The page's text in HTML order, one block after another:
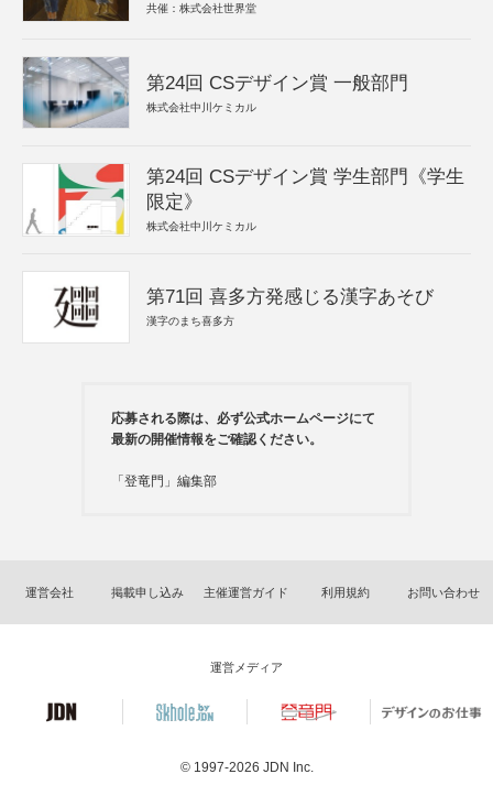
共催：株式会社世界堂
第24回 CSデザイン賞 一般部門
株式会社中川ケミカル
第24回 CSデザイン賞 学生部門《学生
限定》
株式会社中川ケミカル
第71回 喜多方発感じる漢字あそび
漢字のまち喜多方
応募される際は、必ず公式ホームページにて
最新の開催情報をご確認ください。
「登竜門」編集部
運営会社 掲載申し込み 主催運営ガイド 利用規約 お問い合わせ
運営メディア
© 1997-2026 JDN Inc.